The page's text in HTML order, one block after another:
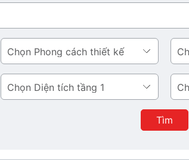
Phong
cách
thiết
kế
Chiều
rộng
mặt
tiền
Diện
tích
Tỉnh
/
phố
Tìm